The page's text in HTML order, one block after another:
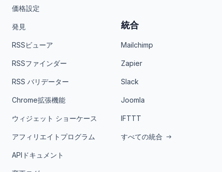
価格設定
発見
RSSビューア
RSSファインダー
RSS バリデーター
Chrome拡張機能
ウィジェット ショーケース
アフィリエイトプログラム
APIドキュメント
統合
Mailchimp
Zapier
Slack
Joomla
IFTTT
すべての統合